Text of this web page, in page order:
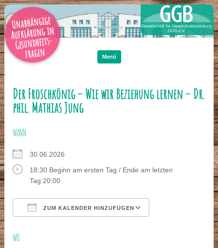
Unabhängige
Aufklärung in
Gesundheits-
fragen Menü
Der Froschkönig – Wie wir Beziehung lernen – Dr.
phil. Mathias Jung
WANN
30.06.2026
18:30 Beginn am ersten Tag / Ende am letzten
Tag:20:00
ZUM KALENDER HINZUFÜGEN
WO